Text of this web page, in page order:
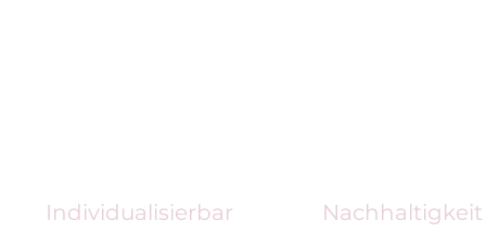
Individualisierbar Nachhaltigkeit